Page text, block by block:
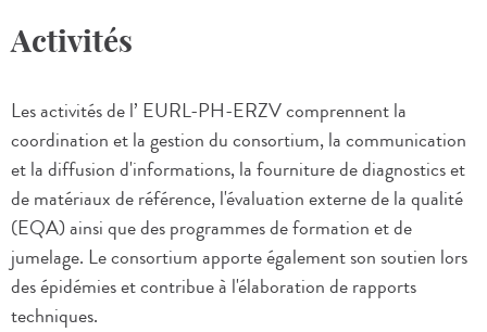
Activités
Les activités de l’ EURL-PH-ERZV comprennent la
coordination et la gestion du consortium, la communication
et la diffusion d'informations, la fourniture de diagnostics et
de matériaux de référence, l'évaluation externe de la qualité
(EQA) ainsi que des programmes de formation et de
jumelage. Le consortium apporte également son soutien lors
des épidémies et contribue à l'élaboration de rapports
techniques.